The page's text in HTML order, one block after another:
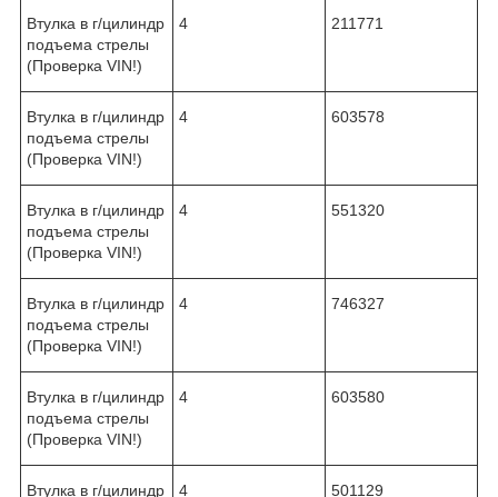
Втулка в г/цилиндр
подъема стрелы
(Проверка VIN!)
4 211771
Втулка в г/цилиндр
подъема стрелы
(Проверка VIN!)
4 603578
Втулка в г/цилиндр
подъема стрелы
(Проверка VIN!)
4 551320
Втулка в г/цилиндр
подъема стрелы
(Проверка VIN!)
4 746327
Втулка в г/цилиндр
подъема стрелы
(Проверка VIN!)
4 603580
Втулка в г/цилиндр 4 501129